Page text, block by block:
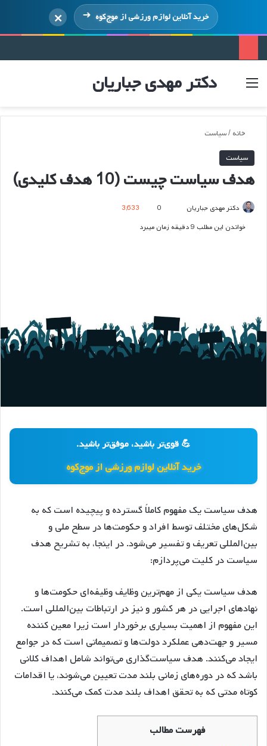
خرید آنلاین لوازم ورزشی ازموج‌کوه ×
دکتر مهدی جباریان منو ورود
خانه /سیاست
سیاست
هدف سیاست چیست (10 هدف کلیدی)
دکتر مهدی جباریان
ارسال0
3,633
خواندن این مطلب 9 دقیقه زمان میبرد
💪 قوی‌تر باشید، موفق‌تر باشید.
خرید آنلاین لوازم ورزشی از موج‌کوه
هدف سیاست یک مفهوم کاملاً گسترده و پیچیده است که به
شکل‌های مختلف توسط افراد و حکومت‌ها در سطح ملی و
بین‌المللی تعریف و تفسیر می‌شود. در اینجا، به تشریح هدف
سیاست در کلیت می‌پردازم:
هدف سیاست یکی از مهم‌ترین وظایف وظیفه‌ای حکومت‌ها و
نهادهای اجرایی در هر کشور و نیز در ارتباطات بین‌المللی است.
این مفهوم از اهمیت بسیاری برخوردار است زیرا معین کننده
مسیر و جهت‌دهی عملکرد دولت‌ها و تصمیماتی است که در جوامع
ایجاد می‌کنند. هدف سیاست‌گذاری می‌تواند شامل اهداف کلانی
باشد که در دوره‌های زمانی بلند مدت تعیین می‌شوند، یا اقدامات
کوتاه مدتی که به تحقق اهداف بلند مدت کمک می‌کنند.
فهرست مطالب